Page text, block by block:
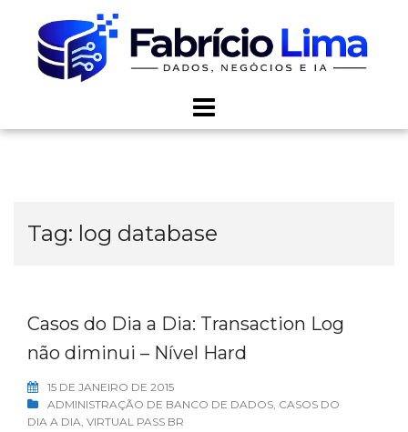
content
Tag: log database
Casos do Dia a Dia: Transaction Log
não diminui – Nível Hard
15 DE JANEIRO DE 2015
ADMINISTRAÇÃO DE BANCO DE DADOS, CASOS DO
DIA A DIA, VIRTUAL PASS BR